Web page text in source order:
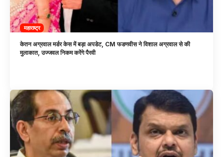
महाराष्ट्र
केतन अग्रवाल मर्डर केस में बड़ा अपडेट, CM फडणवीस ने विशाल अग्रवाल से की
मुलाकात, उज्जवल निकम करेंगे पैरवी